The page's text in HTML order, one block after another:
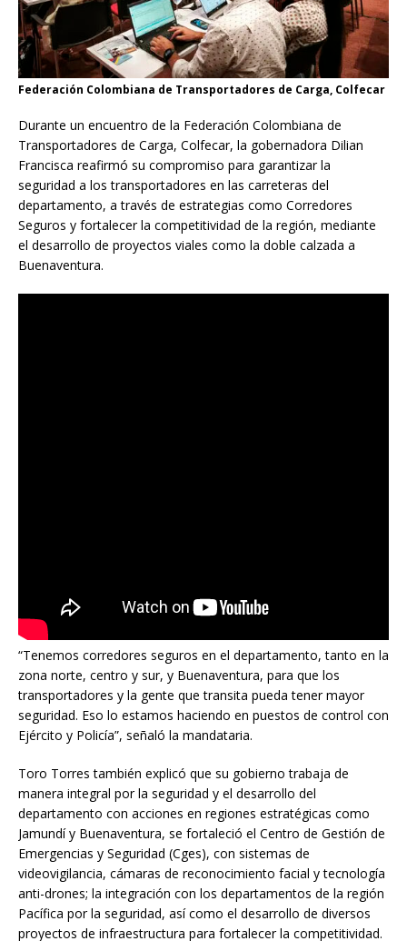
Federación Colombiana de Transportadores de Carga, Colfecar
Durante un encuentro de la Federación Colombiana de
Transportadores de Carga, Colfecar, la gobernadora Dilian
Francisca reafirmó su compromiso para garantizar la
seguridad a los transportadores en las carreteras del
departamento, a través de estrategias como Corredores
Seguros y fortalecer la competitividad de la región, mediante
el desarrollo de proyectos viales como la doble calzada a
Buenaventura.
“Tenemos corredores seguros en el departamento, tanto en la
zona norte, centro y sur, y Buenaventura, para que los
transportadores y la gente que transita pueda tener mayor
seguridad. Eso lo estamos haciendo en puestos de control con
Ejército y Policía”, señaló la mandataria.
Toro Torres también explicó que su gobierno trabaja de
manera integral por la seguridad y el desarrollo del
departamento con acciones en regiones estratégicas como
Jamundí y Buenaventura, se fortaleció el Centro de Gestión de
Emergencias y Seguridad (Cges), con sistemas de
videovigilancia, cámaras de reconocimiento facial y tecnología
anti-drones; la integración con los departamentos de la región
Pacífica por la seguridad, así como el desarrollo de diversos
proyectos de infraestructura para fortalecer la competitividad.